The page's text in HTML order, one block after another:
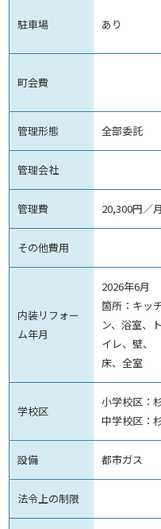
駐車場 あり
町会費
管理形態 全部委託
管理会社
管理費 20,300円／月
その他費用
内装リフォー
ム年月
2026年6月
箇所：キッ
ン、浴室、ト
イレ、壁、
床、全室
学校区
小学校区：
中学校区：
設備 都市ガス
法令上の制限